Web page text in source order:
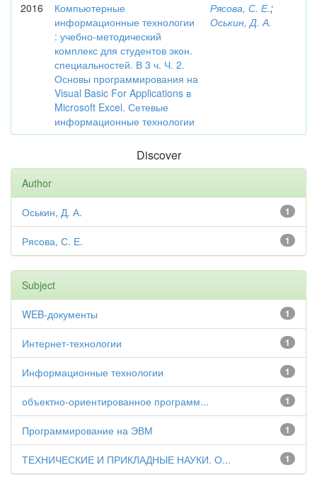
2016
Компьютерные
информационные технологии
: учебно-методический
комплекс для студентов экон.
специальностей. В 3 ч. Ч. 2.
Основы программирования на
Visual Basic For Applications в
Microsoft Excel. Сетевые
информационные технологии
Рясова, С. Е.;
Оськин, Д. А.
Discover
Author
1
Оськин, Д. А.
1
Рясова, С. Е.
Subject
1
WEB-документы
1
Интернет-технологии
1
Информационные технологии
1
объектно-ориентированное программ...
1
Программирование на ЭВМ
1
ТЕХНИЧЕСКИЕ И ПРИКЛАДНЫЕ НАУКИ. О...